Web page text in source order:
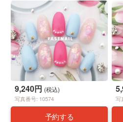
9,240円 (税込)
写真番号: 10574
予約する
写